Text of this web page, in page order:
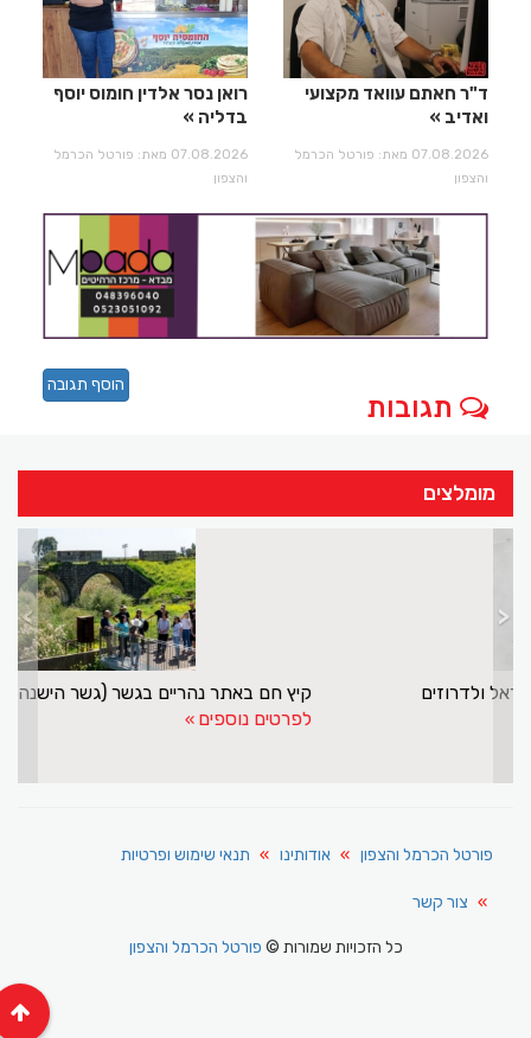
ד"ר חאתם עוואד מקצועי
ואדיב
07.08.2026 מאת: פורטל הכרמל
והצפון
רואן נסר אלדין חומוס יוסף
בדליה
07.08.2026 מאת: פורטל הכרמל
והצפון
תגובות
הוסף תגובה
מומלצים
מנסור אשקר עושה שליחות חשובה לישראל ולדרוזים
> <
פורטל הכרמל והצפון אודותינו תנאי שימוש ופרטיות
צור קשר
כל הזכויות שמורות ©פורטל הכרמל והצפון